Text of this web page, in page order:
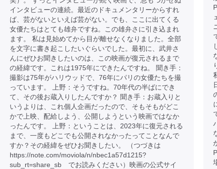
インタビューの連続。最近のドキュメンタリーからすれ
ば、芸がないといえば芸がない。でも、ここに出てくる
女優たちはとても雄弁ですね。この雄弁さに引き込まれ
ます。 私は見始めてから目が離せなくなりました。全部
を文字に書き起こしたいぐらいでした。最初に、武井さ
んにぜひお聞きしたいのは、この映画が復元されるまで
の経緯です。これは1975年にできたんですね。 聞き手：
撮影は75年がハリウッドで、76年にパリの女優たちを撮
っています。 上野：そうですね。70年代の半ばにでき
て、その後お蔵入りしたんですか？ 聞き手：お蔵入りと
いうよりは、これ個人企画だったので、そもそもがどこ
かで上映、配給しよう、公開しようという映画ではなか
ったんです。 上野：ということは、2023年に復元される
まで、一度もどこでも公開されなかったってことなんで
すか？その経緯をぜひお聞きしたい。 （つづきは
https://note.com/moviola/n/nbec1a57d1215?
sub_rt=share_sb でお読みください）映画の公式サイ